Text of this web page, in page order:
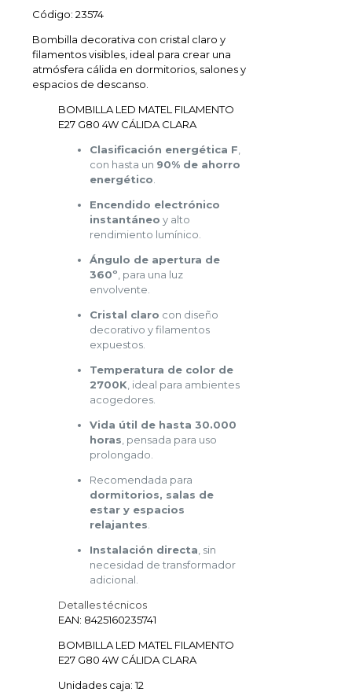
Código: 23574
Bombilla decorativa con cristal claro y
filamentos visibles, ideal para crear una
atmósfera cálida en dormitorios, salones y
espacios de descanso.
BOMBILLA LED MATEL FILAMENTO
E27 G80 4W CÁLIDA CLARA
Clasificación energética F
con hasta un 90% de ahorro
energético
Encendido electrónico
instantáneo y alto
rendimiento lumínico.
Ángulo de apertura de
360º , para una luz
envolvente.
Cristal claro con diseño
decorativo y filamentos
expuestos.
Temperatura de color de
2700K , ideal para ambientes
acogedores.
Vida útil de hasta 30.000
horas , pensada para uso
prolongado.
Recomendada para
dormitorios, salas de
estar y espacios
relajantes
Instalación directa , sin
necesidad de transformador
adicional.
Detalles técnicos
EAN: 8425160235741
BOMBILLA LED MATEL FILAMENTO
E27 G80 4W CÁLIDA CLARA
Unidades caja: 12